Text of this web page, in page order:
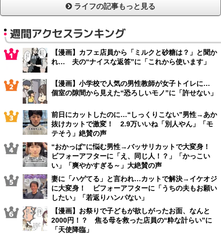
ライフの記事もっと見る
週間アクセスランキング
【漫画】カフェ店員から「ミルクと砂糖は？」と聞か
れ… 夫の“ナイスな返答”に「これから使います」
【漫画】小学校で人気の男性教師が女子トイレに…
個室の隙間から見えた“恐ろしいモノ”に「許せない」
前日にカットしたのに…“しっくりこない”男性→あか
抜けカットで激変！ 2.9万いいね「別人やん」「モ
テそう」絶賛の声
“おかっぱ”に悩む男性→バッサリカットで大変身！
ビフォーアフターに「え、同じ人！？」「かっこい
い」「爽やかすぎる～」大絶賛の声
妻に「ハゲてる」と言われ…カットで解決→イケオジ
に大変身！ ビフォーアフターに「うちの夫もお願い
したい」「若返りハンパない」
【漫画】お祭りで子どもが欲しがったお面、なんと
2000円！？ 焦る母を救った店員の“粋な計らい”に
「天使降臨」